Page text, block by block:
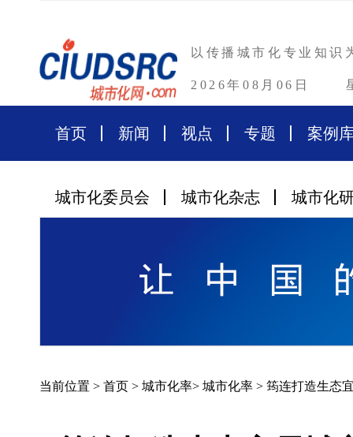
以传播城市化专业知识
2026年08月06日
首页 新闻 视点 专题 案例
城市化委员会 城市化杂志 城市化
当前位置 > 首页 > 城市化率> 城市化率 > 筠连打造生态